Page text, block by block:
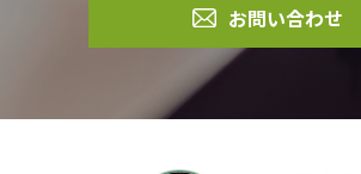
お問い合わせ